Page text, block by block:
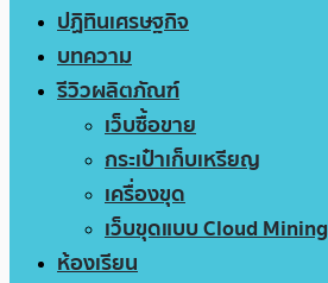
ปฏิทินเศรษฐกิจ
บทความ
รีวิวผลิตภัณฑ์
เว็บซื้อขาย
กระเป๋าเก็บเหรียญ
เครื่องขุด
เว็บขุดแบบ Cloud Mining
ห้องเรียน